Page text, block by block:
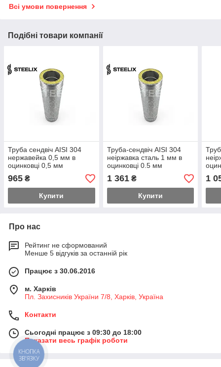
Всі умови повернення
Подібні товари компанії
Труба сендвіч AISI 304
нержавейка 0,5 мм в
оцинковці 0,5 мм
965 ₴
Купити
Труба-сендвіч AISI 304
неіржавка сталь 1 мм в
оцинковці 0.5 мм
1 361₴
Купити
1
Про нас
Рейтинг не сформований
Менше 5 відгуків за останній рік
Працює з 30.06.2016
м. Харків
Пл. Захисників України 7/8, Харків, Україна
Контакти
Сьогодні працює з 09:30 до 18:00
Показати весь графік роботи
КНОПКА
ЗВ'ЯЗКУ